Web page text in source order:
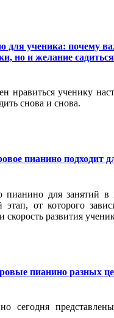
для ученика: почему
но и желание садиться
нравиться ученику
снова и снова.
пианино подходит
пианино для занятий в
от которого
развития
пианино разных
сегодня